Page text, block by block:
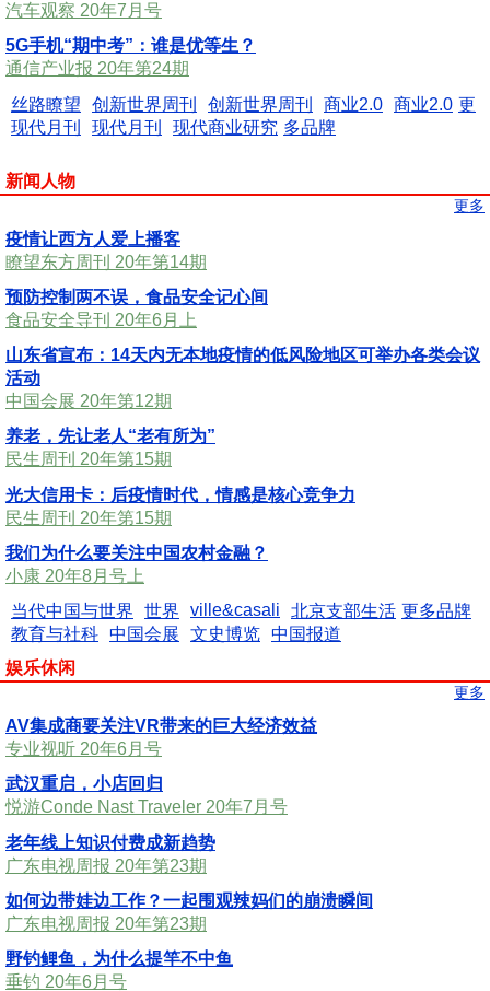
汽车观察 20年7月号
5G手机“期中考”：谁是优等生？
通信产业报 20年第24期
丝路瞭望
创新世界周刊 创新世界周刊 商业2.0 商业2.0
现代月刊
现代月刊 现代商业研究
更
多品牌
新闻人物
更多
疫情让西方人爱上播客
瞭望东方周刊 20年第14期
预防控制两不误，食品安全记心间
食品安全导刊 20年6月上
山东省宣布：14天内无本地疫情的低风险地区可举办各类会议
活动
中国会展 20年第12期
养老，先让老人“老有所为”
民生周刊 20年第15期
光大信用卡：后疫情时代，情感是核心竞争力
民生周刊 20年第15期
我们为什么要关注中国农村金融？
小康 20年8月号上
当代中国与世界
世界 ville&casali
北京支部生活
教育与社科 中国会展 文史博览 中国报道
更多品牌
娱乐休闲
更多
AV集成商要关注VR带来的巨大经济效益
专业视听 20年6月号
武汉重启，小店回归
悦游Conde Nast Traveler 20年7月号
老年线上知识付费成新趋势
广东电视周报 20年第23期
如何边带娃边工作？一起围观辣妈们的崩溃瞬间
广东电视周报 20年第23期
野钓鲤鱼，为什么提竿不中鱼
垂钓 20年6月号